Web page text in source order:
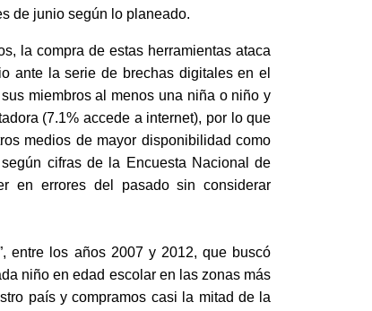
de junio según lo planeado.
la compra de estas herramientas ataca
ante la serie de brechas digitales en el
miembros al menos una niña o niño y
(7.1% accede a internet), por lo que
medios de mayor disponibilidad como
cifras de la Encuesta Nacional de
en errores del pasado sin considerar
entre los años 2007 y 2012, que buscó
niño en edad escolar en las zonas más
país y compramos casi la mitad de la